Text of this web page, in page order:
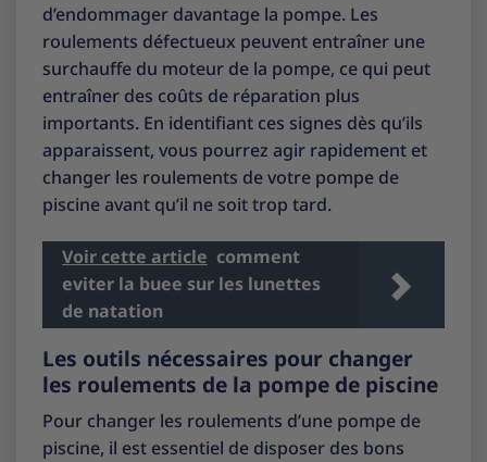
d’endommager davantage la pompe. Les
roulements défectueux peuvent entraîner une
surchauffe du moteur de la pompe, ce qui peut
entraîner des coûts de réparation plus
importants. En identifiant ces signes dès qu’ils
apparaissent, vous pourrez agir rapidement et
changer les roulements de votre pompe de
piscine avant qu’il ne soit trop tard.
Voir cette article comment
eviter la buee sur les lunettes
de natation
Les outils nécessaires pour changer
les roulements de la pompe de piscine
Pour changer les roulements d’une pompe de
piscine, il est essentiel de disposer des bons